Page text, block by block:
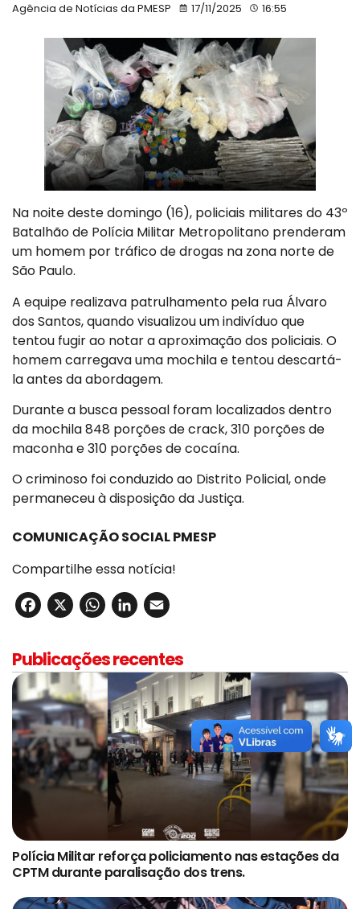
Agência de Notícias da PMESP 17/11/2025 16:55
Na noite deste domingo (16), policiais militares do 43º
Batalhão de Polícia Militar Metropolitano prenderam
um homem por tráfico de drogas na zona norte de
São Paulo.
A equipe realizava patrulhamento pela rua Álvaro
dos Santos, quando visualizou um indivíduo que
tentou fugir ao notar a aproximação dos policiais. O
homem carregava uma mochila e tentou descartá-
la antes da abordagem.
Durante a busca pessoal foram localizados dentro
da mochila 848 porções de crack, 310 porções de
maconha e 310 porções de cocaína.
O criminoso foi conduzido ao Distrito Policial, onde
permaneceu à disposição da Justiça.
COMUNICAÇÃO SOCIAL PMESP
Compartilhe essa notícia!
Facebook
X WhatsApp
LinkedIn
Publicações recentes
Polícia Militar reforça policiamento nas estações da
CPTM durante paralisação dos trens.